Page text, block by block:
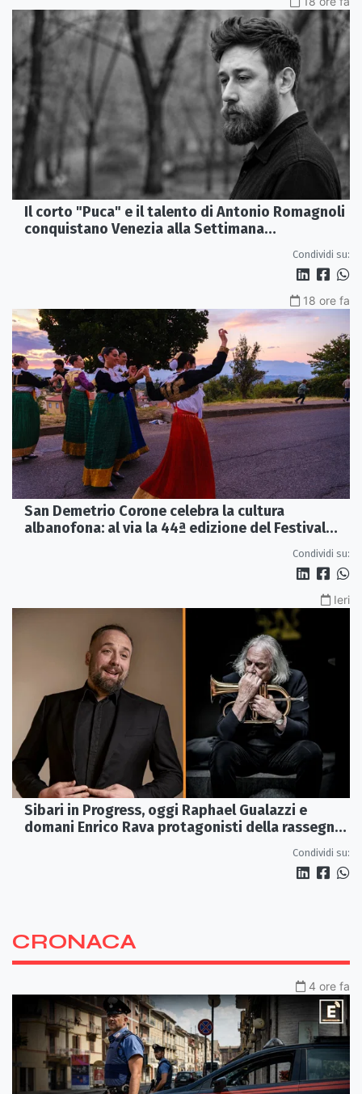
Il corto "Puca" e il talento di Antonio Romagnoli
conquistano Venezia alla Settimana
Condividi su:
18 ore fa
San Demetrio Corone celebra la cultura
albanofona: al via la 44ª edizione del Festival
Condividi su:
Ieri
Sibari in Progress, oggi Raphael Gualazzi e
domani Enrico Rava protagonisti della rassegna
Condividi su:
CRONACA
4 ore fa